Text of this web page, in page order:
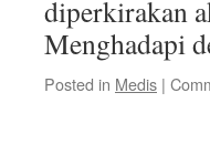
diperkirakan
Menghadapi
Posted in Medis |